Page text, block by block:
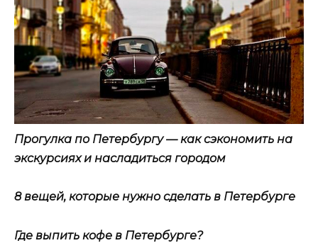
Прогулка по Петербургу — как сэкономить на
экскурсиях и насладиться городом
8 вещей, которые нужно сделать в Петербурге
Где выпить кофе в Петербурге?